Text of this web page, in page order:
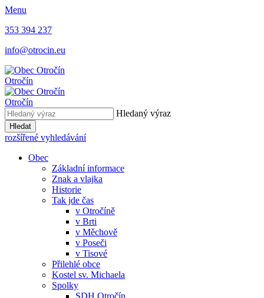
Menu
353 394 237
info@otrocin.eu
Otročín
Otročín
Hledaný výraz
Hledat
rozšířené vyhledávání
Obec
Základní informace
Znak a vlajka
Historie
Tak jde čas
v Otročíně
v Brti
v Měchově
v Poseči
v Tisové
Přilehlé obce
Kostel sv. Michaela
Spolky
SDH Otročín